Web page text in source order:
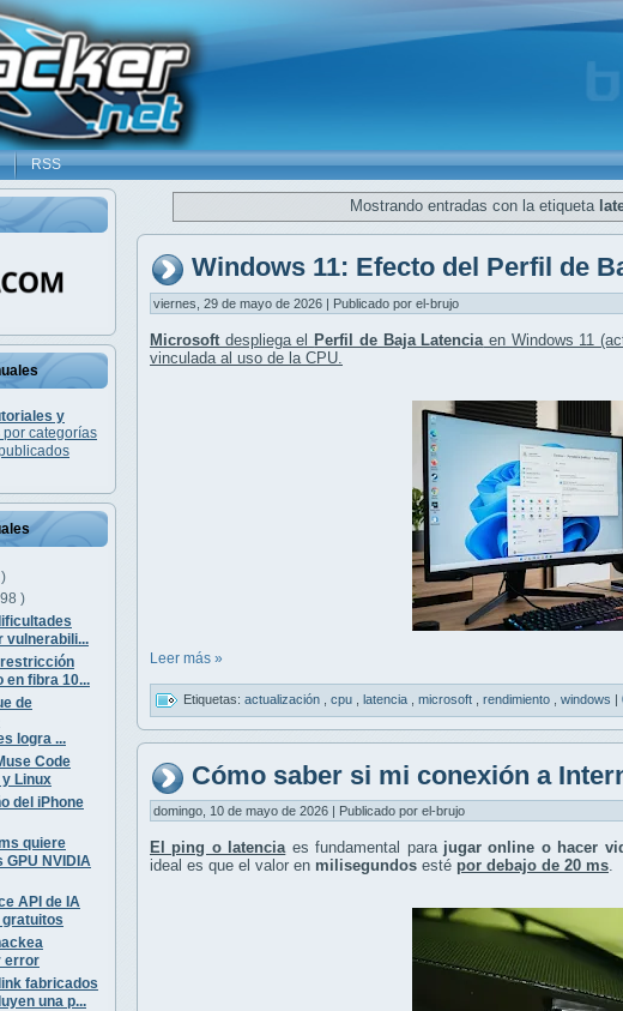
RSS
y
categorías
)
vulnerabili...
en fibra 10...
de
logra ...
Code
Linux
del iPhone
quiere
NVIDIA
API de IA
error
fabricados
una p...
Mostrando entradas con la etiqueta
Windows 11: Efecto del Perfil de
viernes, 29 de mayo de 2026 | Publicado por el-brujo
Microsoft despliega el Perfil de Baja Latencia en Windows 11
vinculada al uso de la CPU
Leer más »
Etiquetas: actualización cpu latencia microsoft rendimiento windows |
Cómo saber si mi conexión a
domingo, 10 de mayo de 2026 | Publicado por el-brujo
El ping o latenciaes fundamental para jugar online o hacer
ideal es que el valor en milisegundos esté por debajo de 20 ms.